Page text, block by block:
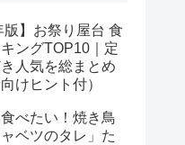
版】お祭り屋台 食
ングTOP10｜定
人気を総まとめ
けヒント付）
べたい！焼き鳥
ベツのタレ」た